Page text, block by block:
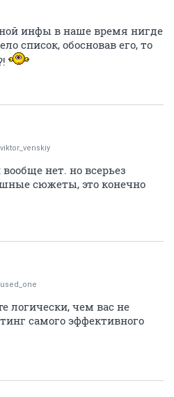
инфы в наше время нигде
список, обосновав его, то
viktor_venskiy
нет. но всерьез
сюжеты, это конечно
used_one
логически, чем вас не
самого эффективного